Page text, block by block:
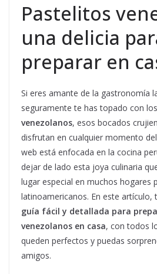
Pastelitos
una delicia
preparar en
Si eres amante de la gastronomía
seguramente te has topado con
venezolanos, esos bocados
disfrutan en cualquier momento
web está enfocada en la cocina
dejar de lado esta joya culinaria
lugar especial en muchos hogares
latinoamericanos. En este artículo,
guía fácil y detallada para
venezolanos en casa, con todos
queden perfectos y puedas
amigos.